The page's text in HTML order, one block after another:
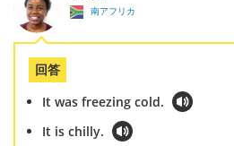
南アフリカ
回答
It was freezing cold.
It is chilly.